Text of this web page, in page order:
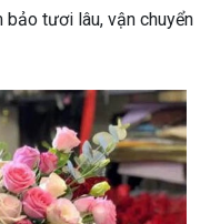
tươi lâu, vận chuyển